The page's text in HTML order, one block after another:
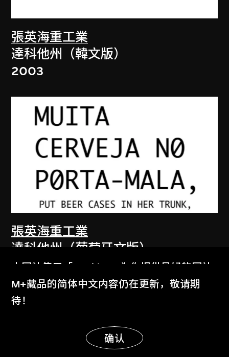
張英海重工業
達科他州（韓文版）
2003
張英海重工業
達科他州（葡萄牙文版）
2002
本网站使用「Cookies」为你提供最好的网站
体验。
了解更多
明白
M+藏品的简体中文内容仍在更新，敬请期
待！
确认
显示更多